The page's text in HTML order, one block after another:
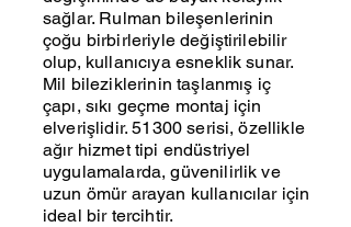
sağlar. Rulman bileşenlerinin
çoğu birbirleriyle değiştirilebilir
olup, kullanıcıya esneklik sunar.
Mil bileziklerinin taşlanmış iç
çapı, sıkı geçme montaj için
elverişlidir. 51300 serisi, özellikle
ağır hizmet tipi endüstriyel
uygulamalarda, güvenilirlik ve
uzun ömür arayan kullanıcılar için
ideal bir tercihtir.